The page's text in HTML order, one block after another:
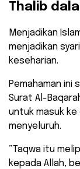
Thalib
​Menjadikan
menjadikan
keseharian.
Pemahaman ini
Surat Al-
untuk masuk
menyeluruh.
​”Taqwa itu
kepada Allah,